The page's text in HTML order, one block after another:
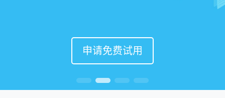
申请免费试用
申请免费试用
申请免费试用
申请免费试用